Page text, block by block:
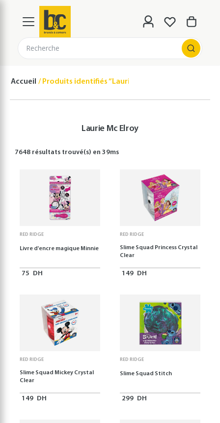
Recherche
Accueil Produits identifiés “Laurie Mc Elroy”
Laurie Mc Elroy
7648 résultats trouvé(s) en39ms
RED RIDGE
Livre d'encre magique Minnie
75 DH
RED RIDGE
Slime Squad Princess Crystal
Clear
149 DH
RED RIDGE
Slime Squad Mickey Crystal
Clear
149 DH
RED RIDGE
Slime Squad Stitch
299 DH